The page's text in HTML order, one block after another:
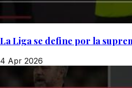
La Liga se define por la
4 Apr 2026